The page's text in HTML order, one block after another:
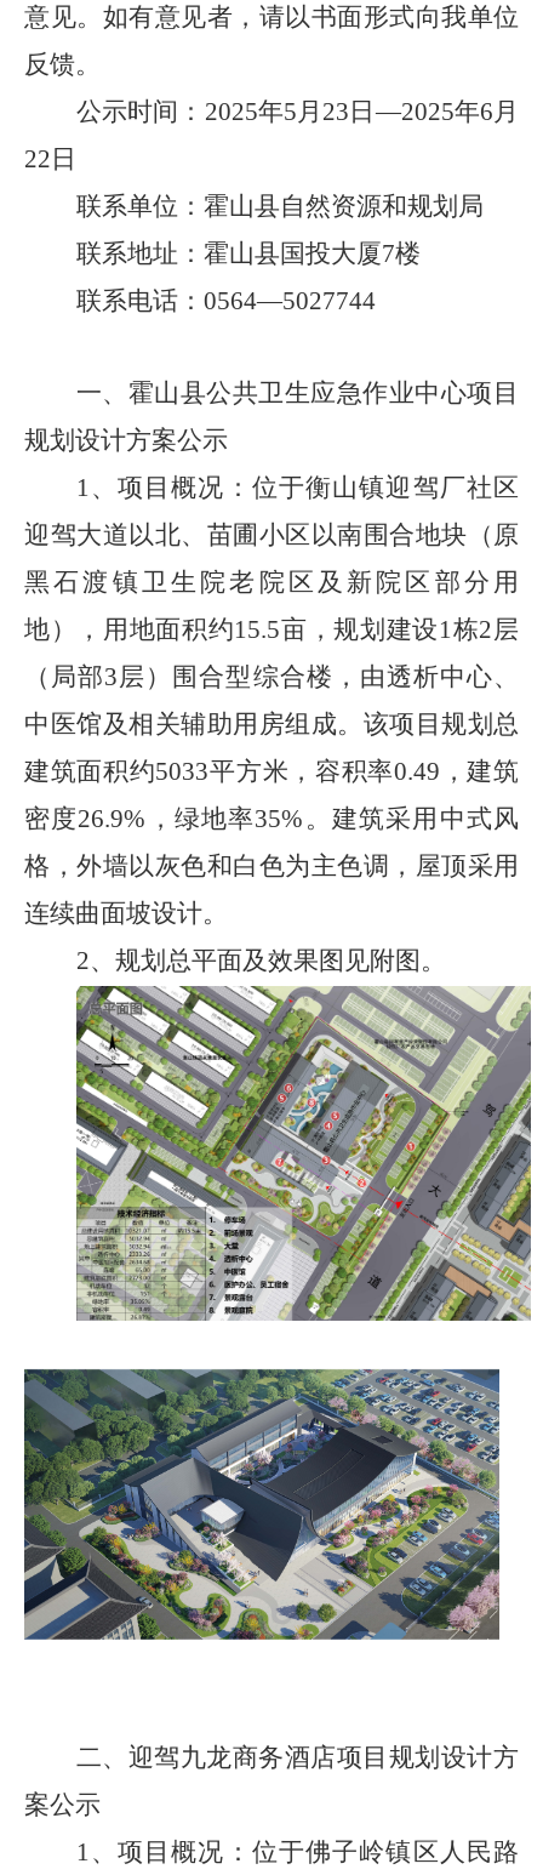
意见。如有意见者，请以书面形式向我单位
反馈。
公示时间 ： 2025年5 月 23 日—2025年6 月
22 日
联系单位：霍山县自然资源和规划局
联系地址：霍山县国投大厦7楼
联系电话： 0564—5027744
一、 霍山县公共卫生应急作业中心项目
规划设计方案公示
1 、 项目概况： 位于衡山镇迎驾厂社区
迎驾大道以北、苗圃小区以南围合地块（原
黑石渡镇卫生院老院区及新院区部分用
地），用地面积约15.5亩，规划建设1 栋2层
（局部3层）围合型综合楼，由透析中心、
中医馆及相关辅助用房组成。该项目规划总
建筑面积约5033平方米，容积率0.49 ，建筑
密度26.9% ，绿地率35% 。建筑采用中式风
格，外墙以灰色和白色为主色调，屋顶采用
连续曲面坡设计。
2、 规划总平面及效果图 见附图 。
二、 迎驾九龙商务酒店项目规划设计方
案公示
1、 项目概况： 位于佛子岭镇区人民路